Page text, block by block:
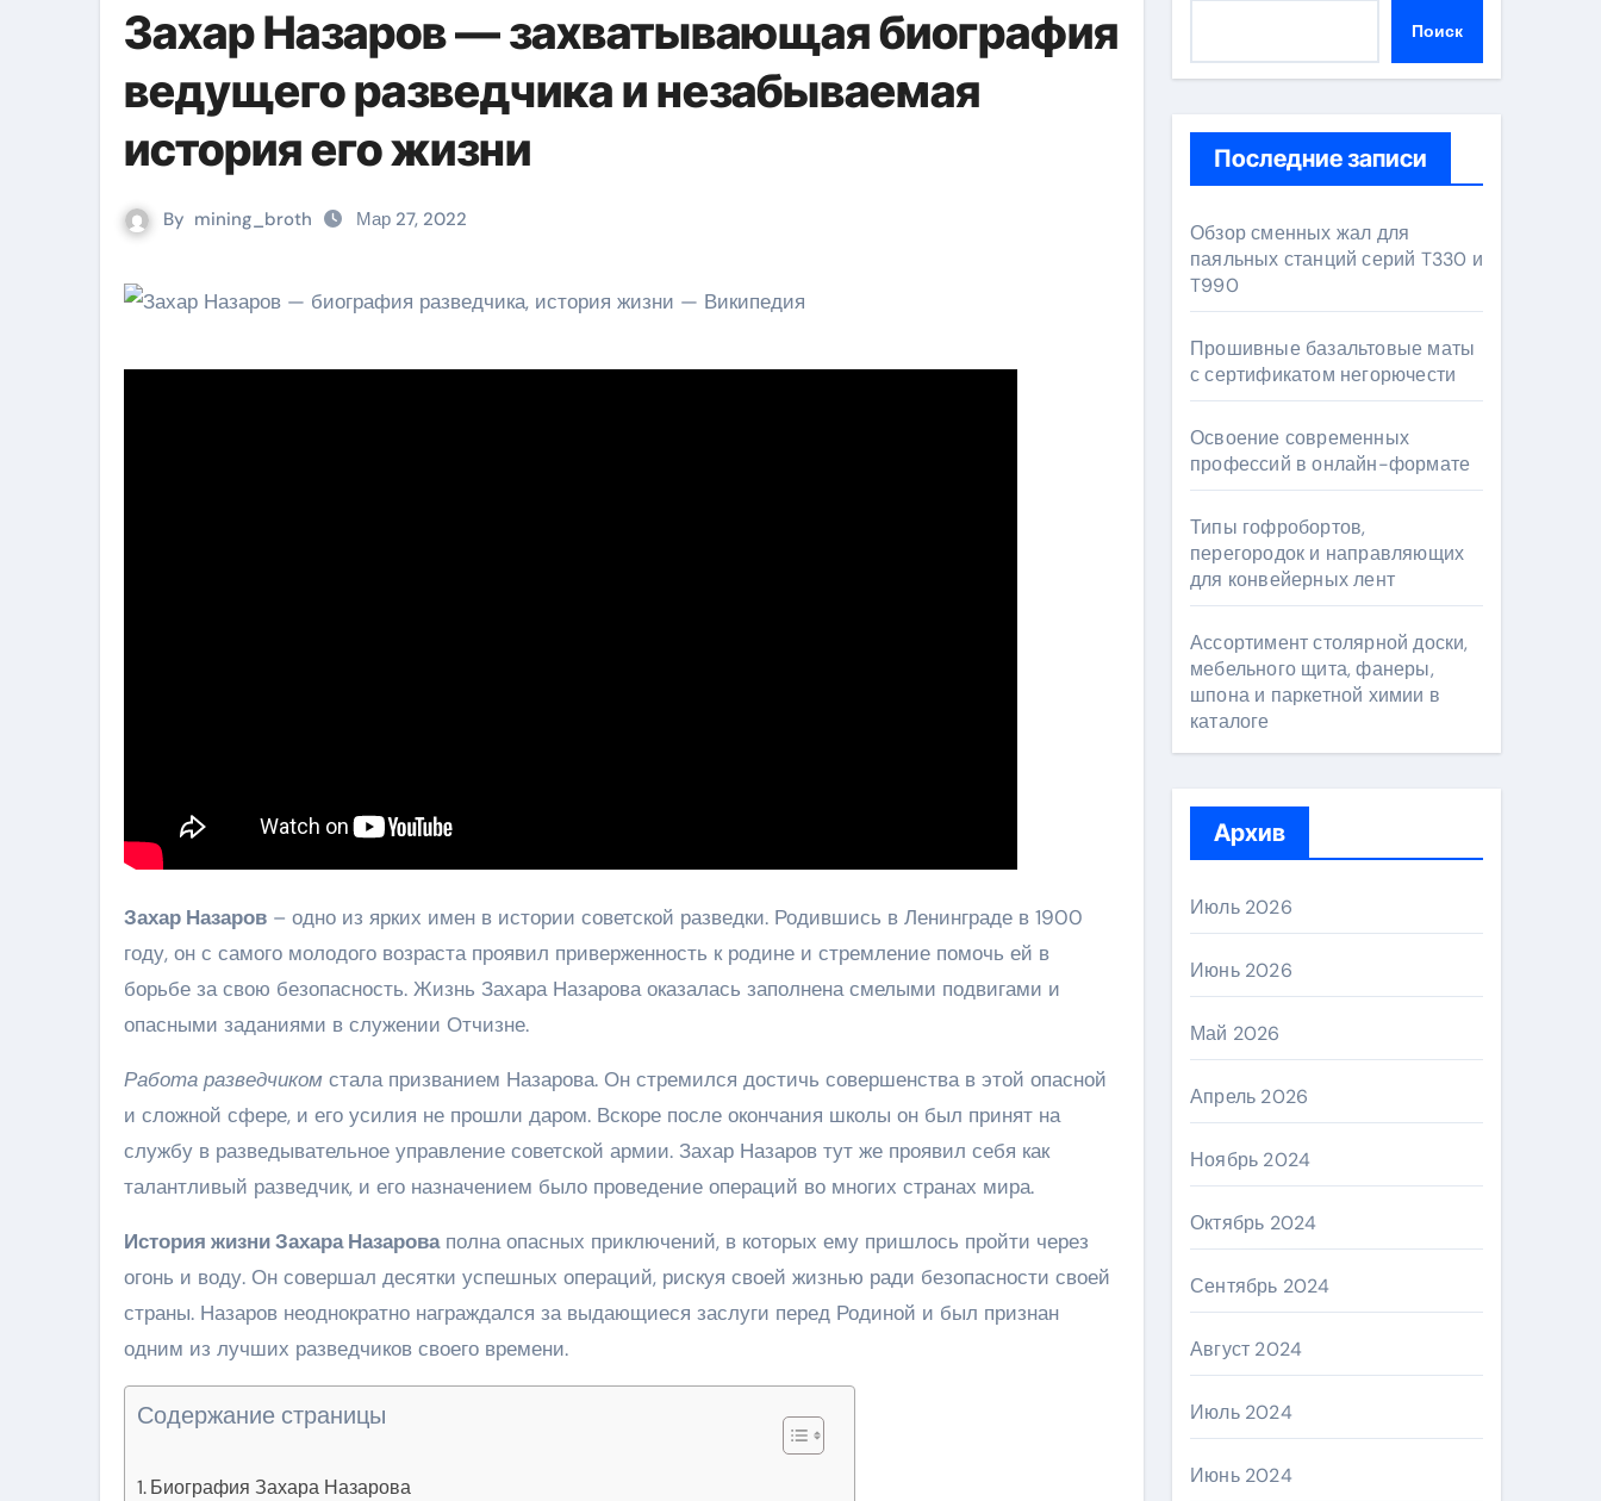
Захар Назаров — захватывающая биография
ведущего разведчика и незабываемая
история его жизни
By mining_broth Мар 27, 2022
Захар Назаров – одно из ярких имен в истории советской разведки. Родившись в Ленинграде в 1900
году, он с самого молодого возраста проявил приверженность к родине и стремление помочь ей в
борьбе за свою безопасность. Жизнь Захара Назарова оказалась заполнена смелыми подвигами и
опасными заданиями в служении Отчизне.
Работа разведчиком стала призванием Назарова. Он стремился достичь совершенства в этой опасной
и сложной сфере, и его усилия не прошли даром. Вскоре после окончания школы он был принят на
службу в разведывательное управление советской армии. Захар Назаров тут же проявил себя как
талантливый разведчик, и его назначением было проведение операций во многих странах мира.
История жизни Захара Назароваполна опасных приключений, в которых ему пришлось пройти через
огонь и воду. Он совершал десятки успешных операций, рискуя своей жизнью ради безопасности своей
страны. Назаров неоднократно награждался за выдающиеся заслуги перед Родиной и был признан
одним из лучших разведчиков своего времени.
Содержание страницы
Биография Захара Назарова
Поиск
Последние записи
Обзор сменных жал для
паяльных станций серий T330 и
T990
Прошивные базальтовые маты
с сертификатом негорючести
Освоение современных
профессий в онлайн-формате
Типы гофробортов,
перегородок и направляющих
для конвейерных лент
Ассортимент столярной доски,
мебельного щита, фанеры,
шпона и паркетной химии в
каталоге
Архив
Июль 2026
Июнь 2026
Май 2026
Апрель 2026
Ноябрь 2024
Октябрь 2024
Сентябрь 2024
Август 2024
Июль 2024
Июнь 2024